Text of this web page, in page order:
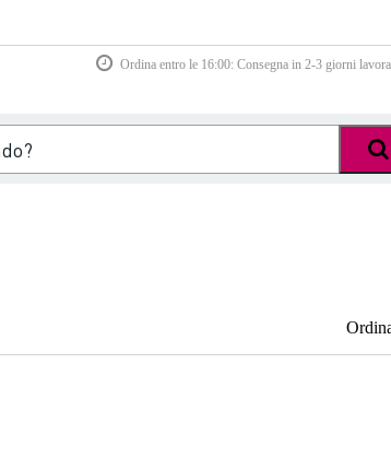
Ordina entro le 16:00: Consegna in 2-3 giorni